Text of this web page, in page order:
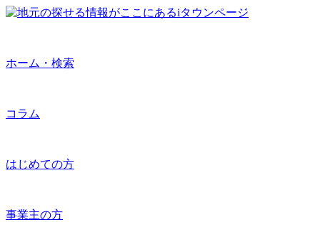
ホーム・検索
コラム
はじめての方
事業主の方